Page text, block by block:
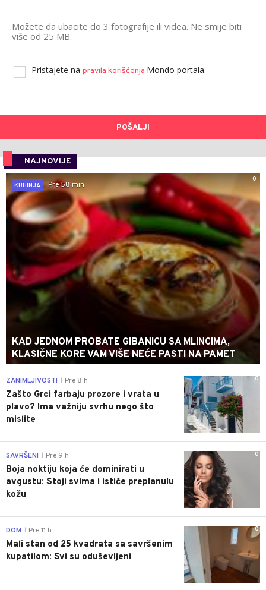
Možete da ubacite do 3 fotografije ili videa. Ne smije biti
više od 25 MB.
Pristajete na pravila korišćenja Mondo portala.
POŠALJI
NAJNOVIJE
0
KUHINJA
Pre 58 min
KAD JEDNOM PROBATE GIBANICU SA MLINCIMA,
KLASIČNE KORE VAM VIŠE NEĆE PASTI NA PAMET
0
ZANIMLJIVOSTI Pre 8 h
Zašto Grci farbaju prozore i vrata u
plavo? Ima važniju svrhu nego što
mislite
0
SAVRŠENI Pre 9 h
Boja noktiju koja će dominirati u
avgustu: Stoji svima i ističe preplanulu
kožu
0
DOM Pre 11 h
Mali stan od 25 kvadrata sa savršenim
kupatilom: Svi su oduševljeni